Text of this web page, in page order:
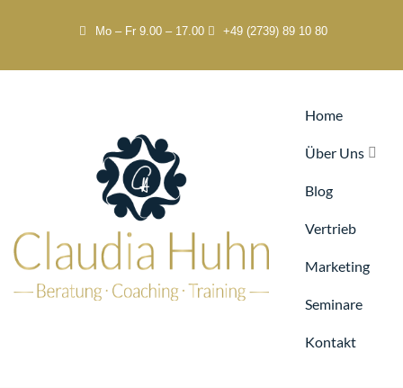
Mo – Fr 9.00 – 17.00 +49 (2739) 89 10 80
Home
Über Uns
Blog
Vertrieb
Marketing
Seminare
Kontakt